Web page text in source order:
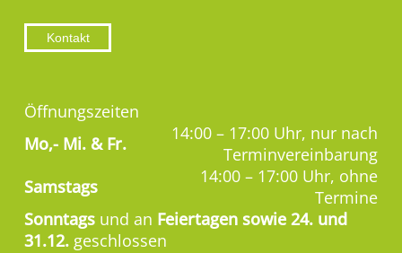
Kontakt
Öffnungszeiten
Mo,- Mi. & Fr.
14:00 – 17:00 Uhr, nur nach
Terminvereinbarung
Samstags
14:00 – 17:00 Uhr, ohne
Termine
Sonntags und an Feiertagen sowie 24. und
31.12. geschlossen